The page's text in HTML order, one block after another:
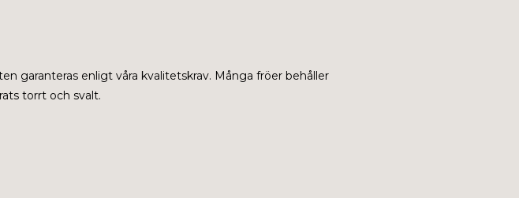
garanteras enligt våra kvalitetskrav. Många fröer behåller
torrt och svalt.